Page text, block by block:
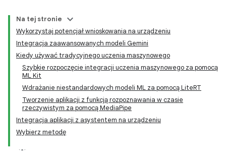
Na tej stronie
Wykorzystaj potencjał wnioskowania na urządzeniu
Integracja zaawansowanych modeli Gemini
Kiedy używać tradycyjnego uczenia maszynowego
Szybkie rozpoczęcie integracji uczenia maszynowego za pomocą
ML Kit
Wdrażanie niestandardowych modeli ML za pomocą LiteRT
Tworzenie aplikacji z funkcją rozpoznawania w czasie
rzeczywistym za pomocą MediaPipe
Integracja aplikacji z asystentem na urządzeniu
Wybierz metodę